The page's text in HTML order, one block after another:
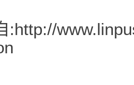
:http://